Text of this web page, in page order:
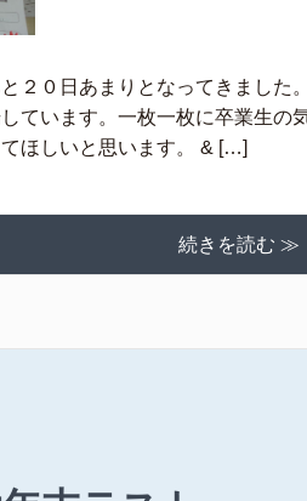
２０日あまりとなってきました
ています。一枚一枚に卒業生の
ほしいと思います。 & […]
続きを読む ≫